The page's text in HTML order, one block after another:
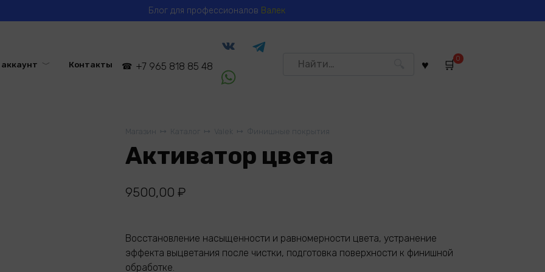
Блог для профессионалов Валек
Контакты +7 965 818 85 48
Search
0
Магазин Каталог Valek Финишные покрытия
Активатор цвета
9500,00 ₽
Восстановление насыщенности и равномерности цвета, устранение
эффекта выцветания после чистки, подготовка поверхности к финишной
обработке.